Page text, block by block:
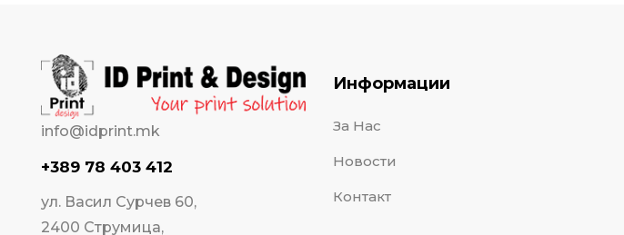
info@idprint.mk
+389 78 403 412
ул. Васил Сурчев 60,
2400 Струмица,
Информации
За Нас
Новости
Контакт